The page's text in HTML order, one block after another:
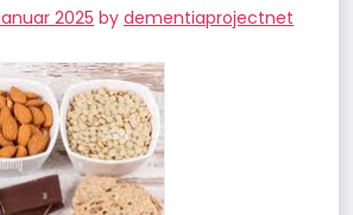
2025 by dementiaprojectnet